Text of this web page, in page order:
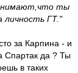
ты
личность ГТ."
за Карпина - и
Спартак да ? Ты
в таких